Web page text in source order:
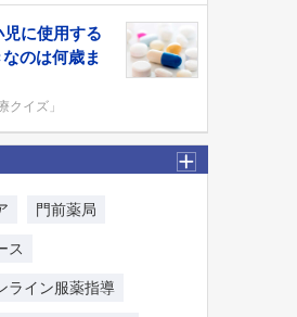
に使用する
のは何歳ま
クイズ」
門前薬局
ス
ライン服薬指導